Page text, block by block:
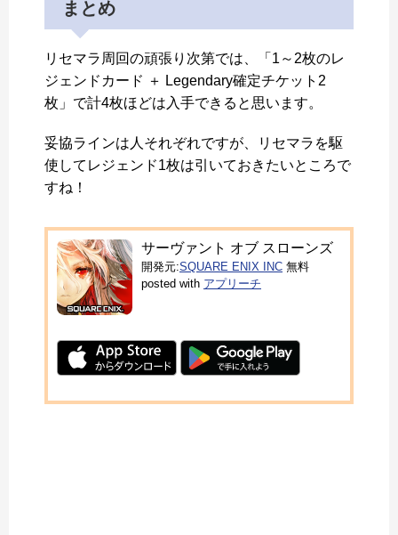
まとめ
リセマラ周回の頑張り次第では、「1～2枚のレ
ジェンドカード ＋ Legendary確定チケット2
枚」で計4枚ほどは入手できると思います。
妥協ラインは人それぞれですが、リセマラを駆
使してレジェンド1枚は引いておきたいところで
すね！
サーヴァント オブ スローンズ
開発元:SQUARE ENIX INC 無料
posted with アプリーチ